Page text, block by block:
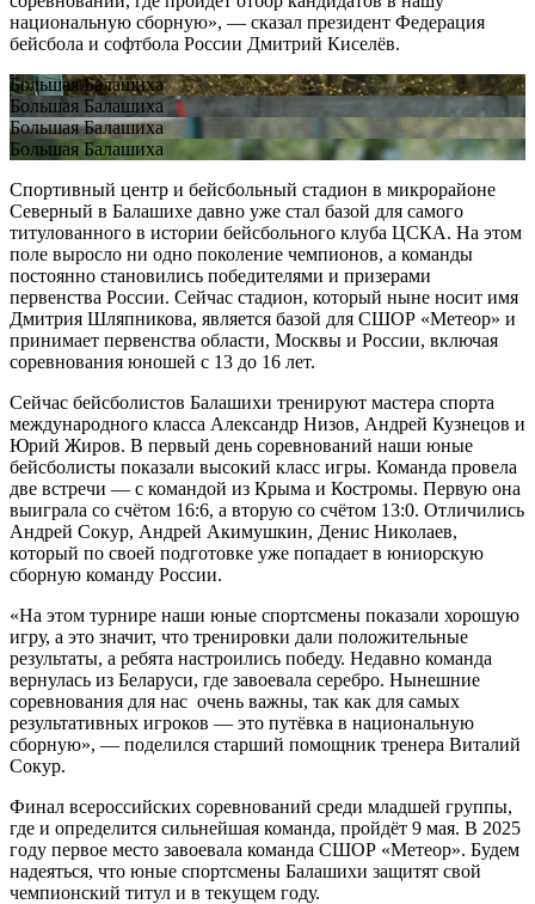
национальную сборную», — сказал президент Федерация
бейсбола и софтбола России Дмитрий Киселёв.
Большая Балашиха
Большая Балашиха
Большая Балашиха
Большая Балашиха
Спортивный центр и бейсбольный стадион в микрорайоне
Северный в Балашихе давно уже стал базой для самого
титулованного в истории бейсбольного клуба ЦСКА. На этом
поле выросло ни одно поколение чемпионов, а команды
постоянно становились победителями и призерами
первенства России. Сейчас стадион, который ныне носит имя
Дмитрия Шляпникова, является базой для СШОР «Метеор» и
принимает первенства области, Москвы и России, включая
соревнования юношей с 13 до 16 лет.
Сейчас бейсболистов Балашихи тренируют мастера спорта
международного класса Александр Низов, Андрей Кузнецов и
Юрий Жиров. В первый день соревнований наши юные
бейсболисты показали высокий класс игры. Команда провела
две встречи — с командой из Крыма и Костромы. Первую она
выиграла со счётом 16:6, а вторую со счётом 13:0. Отличились
Андрей Сокур, Андрей Акимушкин, Денис Николаев,
который по своей подготовке уже попадает в юниорскую
сборную команду России.
«На этом турнире наши юные спортсмены показали хорошую
игру, а это значит, что тренировки дали положительные
результаты, а ребята настроились победу. Недавно команда
вернулась из Беларуси, где завоевала серебро. Нынешние
соревнования для нас очень важны, так как для самых
результативных игроков — это путёвка в национальную
сборную», — поделился старший помощник тренера Виталий
Сокур.
Финал всероссийских соревнований среди младшей группы,
где и определится сильнейшая команда, пройдёт 9 мая. В 2025
году первое место завоевала команда СШОР «Метеор». Будем
надеяться, что юные спортсмены Балашихи защитят свой
чемпионский титул и в текущем году.